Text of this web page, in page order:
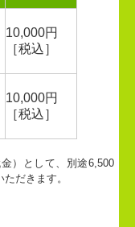
10,000円
［税込］
10,000円
［税込］
）として、別途6,500
だきます。